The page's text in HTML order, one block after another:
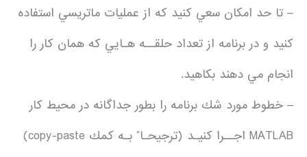
– تا حد امكان سعي كنيد كه از عمليات ماتريسي استفاده
كنيد و در برنامه از تعداد حلقــه هـايي كه همان كار را
انجام مي دهند بكاهيد.
– خطوط مورد شك برنامه را بطور جداگانه در محيط كار
MATLAB اجــرا كنيـد (ترجيحـا” بـه كمك copy-paste)